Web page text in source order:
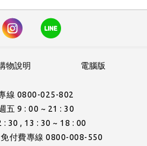
電腦版
物說明
線 0800-025-802
五 9 : 00 ~ 21 : 30
: 30 , 13 : 30 ~ 18 : 00
付費專線 0800-008-550